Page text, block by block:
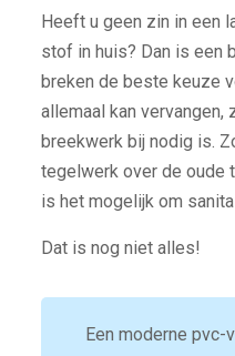
Heeft u geen zin in een
stof in huis? Dan is een
breken de beste keuze
allemaal kan vervangen,
breekwerk bij nodig is.
tegelwerk over de oude
is het mogelijk om
Dat is nog niet alles!
Een moderne pvc-